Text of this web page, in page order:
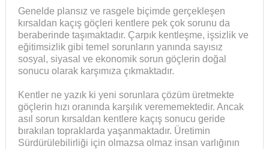
Genelde plansız ve rasgele biçimde gerçekleşen
kırsaldan kaçış göçleri kentlere pek çok sorunu da
beraberinde taşımaktadır. Çarpık kentleşme, işsizlik ve
eğitimsizlik gibi temel sorunların yanında sayısız
sosyal, siyasal ve ekonomik sorun göçlerin doğal
sonucu olarak karşımıza çıkmaktadır.
Kentler ne yazık ki yeni sorunlara çözüm üretmekte
göçlerin hızı oranında karşılık verememektedir. Ancak
asıl sorun kırsaldan kentlere kaçış sonucu geride
bırakılan topraklarda yaşanmaktadır. Üretimin
Sürdürülebilirliği için olmazsa olmaz insan varlığının